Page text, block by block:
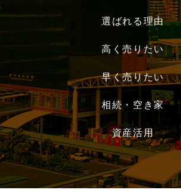
選ばれる理由
高く売りたい
早く売りたい
相続・空き家
資産活用